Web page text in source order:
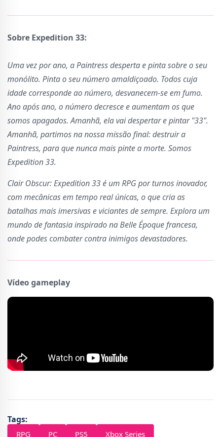
Sobre Expedition 33:
Uma vez por ano, a Paintress desperta e pinta sobre o seu
monólito. Pinta o seu número amaldiçoado. Todos cuja
idade corresponde ao número, desvanecem-se em fumo.
Ano após ano, o número decresce e aumentam os que
somos apagados. Amanhã, ela vai despertar e pintar "33".
Amanhã, partimos na nossa missão final: destruir a
Paintress, para que nunca mais pinte a morte. Somos
Expedition 33.
Clair Obscur: Expedition 33 é um RPG por turnos inovador,
com mecânicas em tempo real únicas, o que cria as
batalhas mais imersivas e viciantes de sempre. Explora um
mundo de fantasia inspirado na Belle Époque francesa,
onde podes combater contra inimigos devastadores.
Vídeo gameplay
Tags:
RPG PC PS5 Xbox Series